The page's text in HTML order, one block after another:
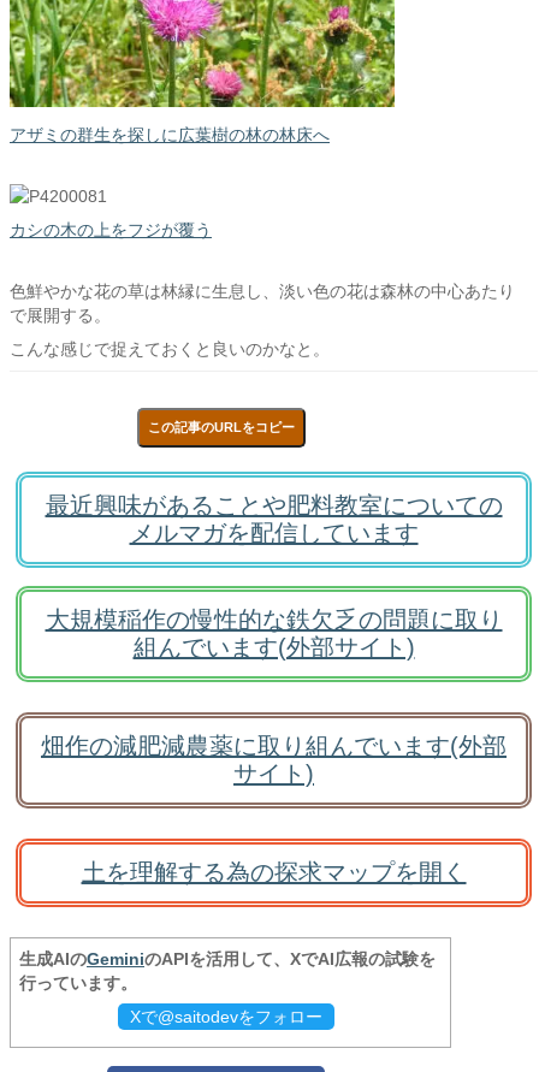
アザミの群生を探しに広葉樹の林の林床へ
カシの木の上をフジが覆う
色鮮やかな花の草は林縁に生息し、淡い色の花は森林の中心あたり
で展開する。
こんな感じで捉えておくと良いのかなと。
この記事のURLをコピー
最近興味があることや肥料教室についての
メルマガを配信しています
大規模稲作の慢性的な鉄欠乏の問題に取り
組んでいます(外部サイト)
畑作の減肥減農薬に取り組んでいます(外部
サイト)
土を理解する為の探求マップを開く
生成AIのGeminiのAPIを活用して、XでAI広報の試験を
行っています。
Xで@saitodevをフォロー